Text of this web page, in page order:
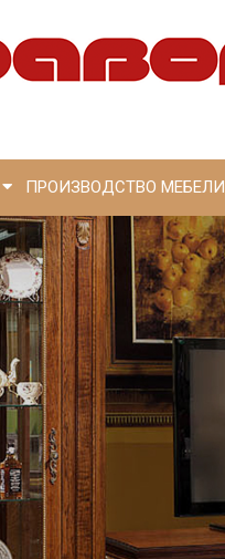
ПРОИЗВОДСТВО МЕБЕЛИ